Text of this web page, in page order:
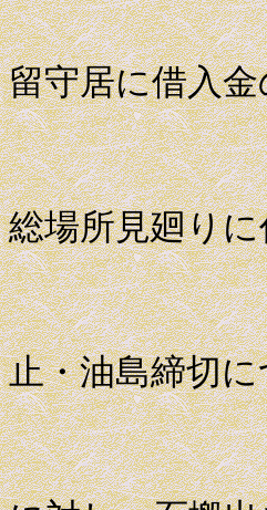
８月 ９
留守居に借入
８月１
総場所見廻り
８月１
止・油島締切
８月１